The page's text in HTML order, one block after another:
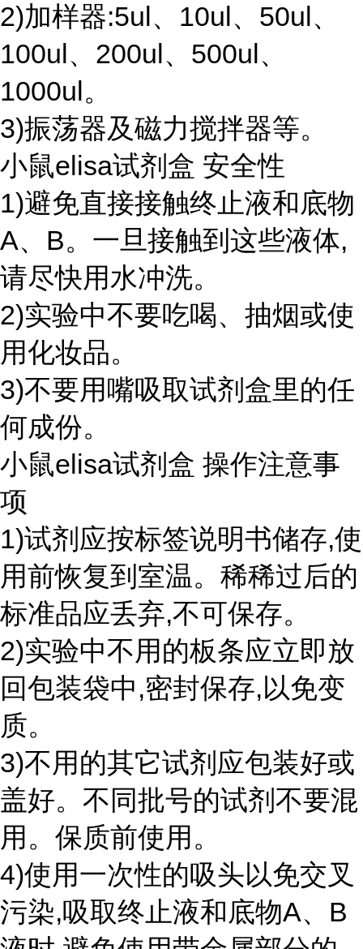
2)加样器:5ul、10ul、50ul、
100ul、200ul、500ul、
1000ul。
3)振荡器及磁力搅拌器等。
小鼠elisa试剂盒 安全性
1)避免直接接触终止液和底物
A、B。一旦接触到这些液体,
请尽快用水冲洗。
2)实验中不要吃喝、抽烟或使
用化妆品。
3)不要用嘴吸取试剂盒里的任
何成份。
小鼠elisa试剂盒 操作注意事
项
1)试剂应按标签说明书储存,使
用前恢复到室温。稀稀过后的
标准品应丢弃,不可保存。
2)实验中不用的板条应立即放
回包装袋中,密封保存,以免变
质。
3)不用的其它试剂应包装好或
盖好。不同批号的试剂不要混
用。保质前使用。
4)使用一次性的吸头以免交叉
污染,吸取终止液和底物A、B